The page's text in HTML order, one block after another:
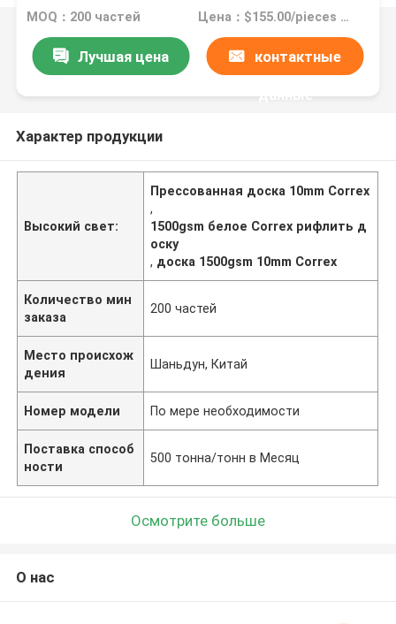
MOQ：200 частей Цена：$155.00/pieces 200-2999 pieces
Лучшая цена контактные
данные
Характер продукции
Высокий свет:
Прессованная доска 10mm Correx
,
1500gsm белое Correx рифлить д
оску
, доска 1500gsm 10mm Correx
Количество мин
заказа
200 частей
Место происхож
дения
Шаньдун, Китай
Номер модели По мере необходимости
Поставка способ
ности
500 тонна/тонн в Месяц
Осмотрите больше
О нас